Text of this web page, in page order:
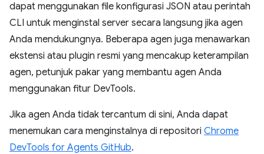
dapat menggunakan file konfigurasi JSON atau perintah
CLI untuk menginstal server secara langsung jika agen
Anda mendukungnya. Beberapa agen juga menawarkan
ekstensi atau plugin resmi yang mencakup keterampilan
agen, petunjuk pakar yang membantu agen Anda
menggunakan fitur DevTools.
Jika agen Anda tidak tercantum di sini, Anda dapat
menemukan cara menginstalnya di repositori Chrome
DevTools for Agents GitHub.